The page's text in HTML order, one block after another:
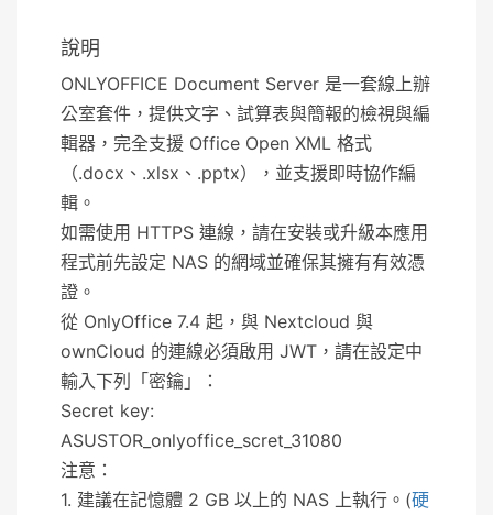
說明
ONLYOFFICE Document Server 是一套線上辦
公室套件，提供文字、試算表與簡報的檢視與編
輯器，完全支援 Office Open XML 格式
（.docx、.xlsx、.pptx），並支援即時協作編
輯。
如需使用 HTTPS 連線，請在安裝或升級本應用
程式前先設定 NAS 的網域並確保其擁有有效憑
證。
從 OnlyOffice 7.4 起，與 Nextcloud 與
ownCloud 的連線必須啟用 JWT，請在設定中
輸入下列「密鑰」：
Secret key:
ASUSTOR_onlyoffice_scret_31080
注意：
1. 建議在記憶體 2 GB 以上的 NAS 上執行。(硬